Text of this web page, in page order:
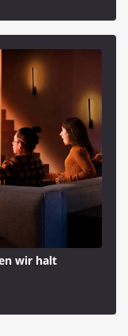
wir halt